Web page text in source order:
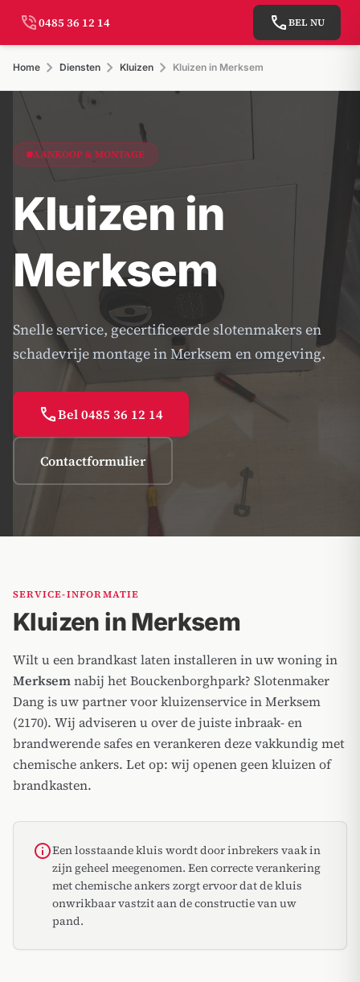
phone_in_talk0485 36 12 14 callBEL NU
Home chevron_right Diensten chevron_right Kluizen chevron_right Kluizen in Merksem
AANKOOP & MONTAGE
Kluizen in
Merksem
Snelle service, gecertificeerde slotenmakers en
schadevrije montage in Merksem en omgeving.
callBel 0485 36 12 14
Contactformulier
SERVICE-INFORMATIE
Kluizen in Merksem
Wilt u een brandkast laten installeren in uw woning in
Merksemnabij het Bouckenborghpark? Slotenmaker
Dang is uw partner voor kluizenservice in Merksem
(2170). Wij adviseren u over de juiste inbraak- en
brandwerende safes en verankeren deze vakkundig met
chemische ankers. Let op: wij openen geen kluizen of
brandkasten.
infoEen losstaande kluis wordt door inbrekers vaak in
zijn geheel meegenomen. Een correcte verankering
met chemische ankers zorgt ervoor dat de kluis
onwrikbaar vastzit aan de constructie van uw
pand.